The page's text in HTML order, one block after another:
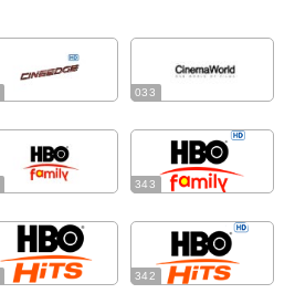
033
343
342